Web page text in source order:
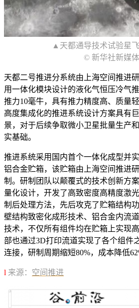
▲天都通导技术试验星
© 新华社新媒体
天都二号推进分系统由上海空间推进
用一体化模块设计的液化气恒压冷气
推力10毫牛，具有推力精度高、质量
高度集成化的推进系统设计方案具有
景，对于后续争取微小卫星批量生产
实基础。
推进系统采用国内首个一体化成型并
铝合金贮箱，该贮箱由上海空间推进
制。研制团队以颠覆式的技术创新方
量化设计，开发了高致密度高精度激
制后处理方法，先后攻克了贮箱结构
壁结构致密化成形技术、铝合金内流
技术，不仅所有组件均在贮箱上实现
部也通过3D打印流道实现了各个组件
连接，研制周期缩短80%，成本降低
l 来源： 空间推进